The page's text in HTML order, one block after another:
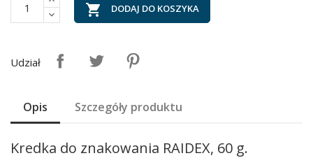
 DODAJ DO KOSZYKA
Udział
Opis Szczegóły produktu
Kredka do znakowania RAIDEX, 60 g.